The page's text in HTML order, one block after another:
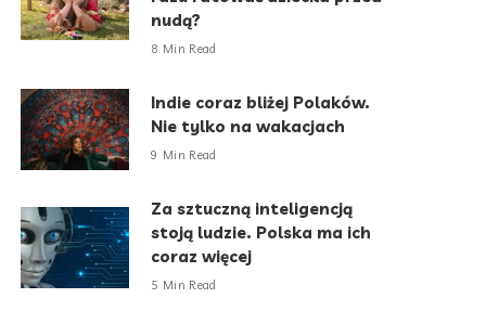
nudą?
8 Min Read
Indie coraz bliżej Polaków.
Nie tylko na wakacjach
9 Min Read
Za sztuczną inteligencją
stoją ludzie. Polska ma ich
coraz więcej
5 Min Read